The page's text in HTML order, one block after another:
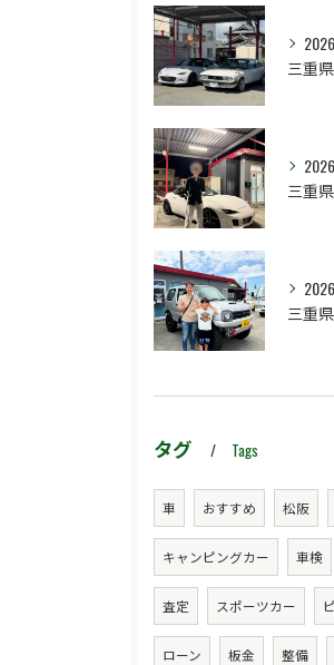
タグ Tags
車 おすすめ 松阪
キャンピングカー 車検
査定 スポーツカー
ローン 板金 整備